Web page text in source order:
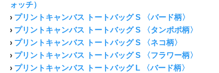
ォッチ）
› プリントキャンバス トートバッグ S 〈バード柄〉
› プリントキャンバス トートバッグ S 〈タンポポ柄〉
› プリントキャンバス トートバッグ S 〈ネコ柄〉
› プリントキャンバス トートバッグ S 〈フラワー柄〉
› プリントキャンバス トートバッグ L 〈バード柄〉